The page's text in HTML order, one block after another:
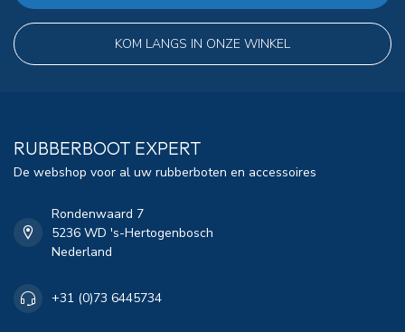
KOM LANGS IN ONZE WINKEL
RUBBERBOOT EXPERT
De webshop voor al uw rubberboten en accessoires
Rondenwaard 7
5236 WD 's-Hertogenbosch
Nederland
+31 (0)73 6445734